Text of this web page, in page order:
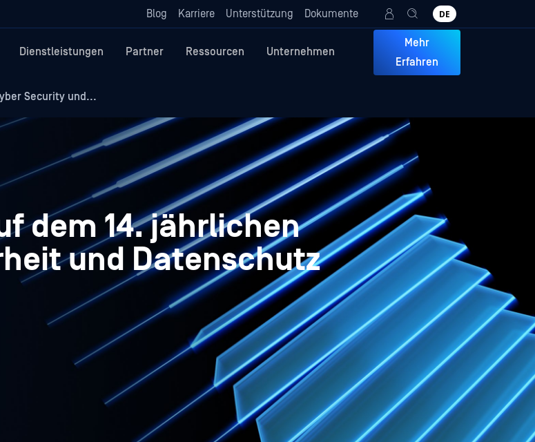
Blog Karriere Unterstützung Dokumente DE
Dienstleistungen Partner Ressourcen Unternehmen
Mehr
Erfahren
Security und...
dem 14. jährlichen
und Datenschutz